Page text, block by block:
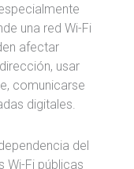
una red Wi-Fi
afectar
usar
comunicarse
digitales.